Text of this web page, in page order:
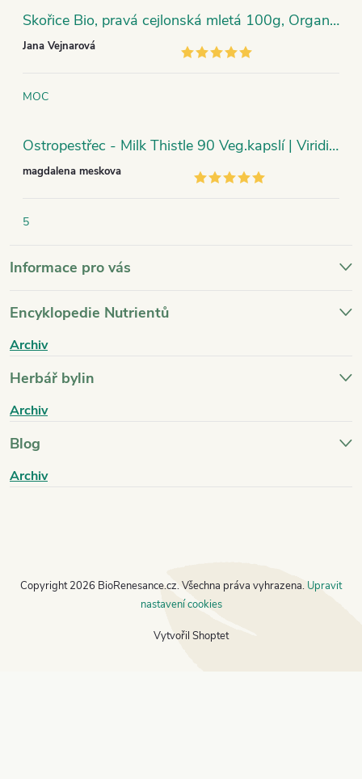
Skořice Bio, pravá cejlonská mletá 100g, Organic India
Jana Vejnarová
MOC
Ostropestřec - Milk Thistle 90 Veg.kapslí | Viridian
magdalena meskova
5
Informace pro vás
Encyklopedie Nutrientů
Archiv
Herbář bylin
Archiv
Blog
Archiv
Vytvořil Shoptet
Copyright 2026 BioRenesance.cz. Všechna práva vyhrazena. Upravit
nastavení cookies